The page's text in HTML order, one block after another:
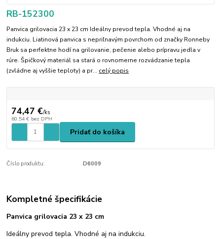
RB-152300
Panvica grilovacia 23 x 23 cm Ideálny prevod tepla. Vhodné aj na
indukciu. Liatinová panvica s nepriľnavým povrchom od značky Ronneby
Bruk sa perfektne hodí na grilovanie, pečenie alebo prípravu jedla v
rúre. Špičkový materiál sa stará o rovnomerne rozvádzanie tepla
(zvládne aj vyššie teploty) a pr... celý popis
74,47 €/ks
60,54 € bez DPH
Pridať do košíka
Číslo produktu: D6009
Kompletné špecifikácie
Panvica grilovacia 23 x 23 cm
Ideálny prevod tepla. Vhodné aj na indukciu.